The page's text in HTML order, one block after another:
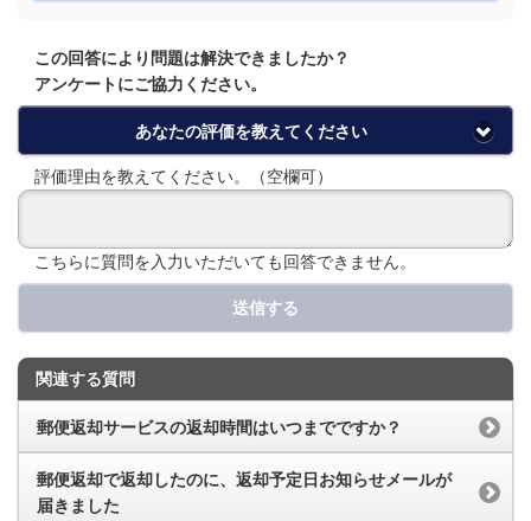
この回答により問題は解決できましたか？
アンケートにご協力ください。
あなたの評価を教えてください
評価理由を教えてください。（空欄可）
こちらに質問を入力いただいても回答できません。
送信する
関連する質問
郵便返却サービスの返却時間はいつまでですか？
郵便返却で返却したのに、返却予定日お知らせメールが
届きました